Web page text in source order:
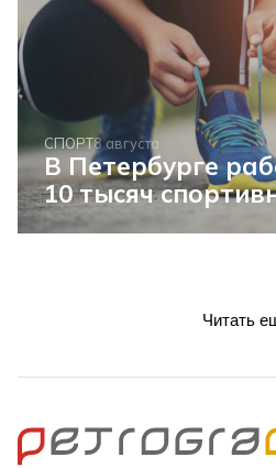
СПОРТ8 августа
В Петербурге
10 тысяч
Читать